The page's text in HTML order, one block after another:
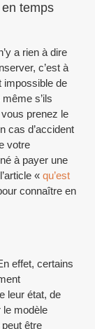
temps
a rien à dire
c’est à
impossible de
s’ils
prenez le
cas d’accident
votre
à payer une
«qu’est
connaître en
effet, certains
leur état, de
le modèle
être